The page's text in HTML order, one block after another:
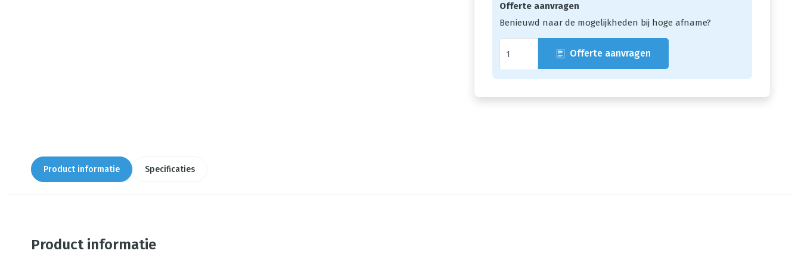
Offerte aanvragen
Benieuwd naar de mogelijkheden bij hoge afname?
Offerte aanvragen
Product informatie Specificaties
Product informatie